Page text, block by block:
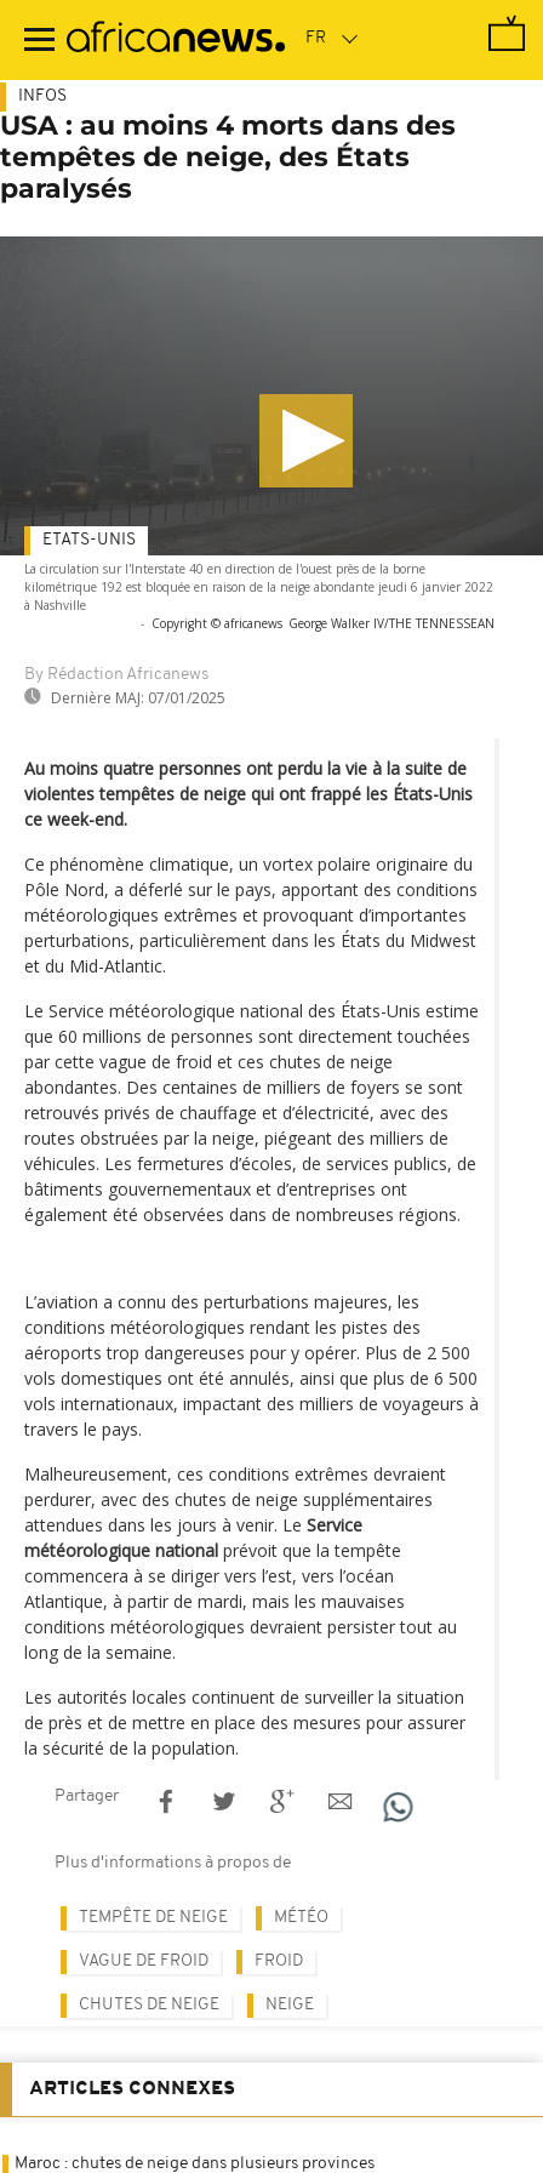
contenu
INFOS
USA : au moins 4 morts dans des
tempêtes de neige, des États
paralysés
La circulation sur l'Interstate 40 en direction de l'ouest près de la borne
kilométrique 192 est bloquée en raison de la neige abondante jeudi 6 janvier 2022
à Nashville
- Copyright © africanews George Walker IV/THE TENNESSEAN
By Rédaction Africanews
Dernière MAJ: 07/01/2025
ETATS-UNIS
Au moins quatre personnes ont perdu la vie à la suite de
violentes tempêtes de neige qui ont frappé les États-Unis
ce week-end.
Ce phénomène climatique, un vortex polaire originaire du
Pôle Nord, a déferlé sur le pays, apportant des conditions
météorologiques extrêmes et provoquant d’importantes
perturbations, particulièrement dans les États du Midwest
et du Mid-Atlantic.
Le Service météorologique national des États-Unis estime
que 60 millions de personnes sont directement touchées
par cette vague de froid et ces chutes de neige
abondantes. Des centaines de milliers de foyers se sont
retrouvés privés de chauffage et d’électricité, avec des
routes obstruées par la neige, piégeant des milliers de
véhicules. Les fermetures d’écoles, de services publics, de
bâtiments gouvernementaux et d’entreprises ont
également été observées dans de nombreuses régions.
L’aviation a connu des perturbations majeures, les
conditions météorologiques rendant les pistes des
aéroports trop dangereuses pour y opérer. Plus de 2 500
vols domestiques ont été annulés, ainsi que plus de 6 500
vols internationaux, impactant des milliers de voyageurs à
travers le pays.
Malheureusement, ces conditions extrêmes devraient
perdurer, avec des chutes de neige supplémentaires
attendues dans les jours à venir. Le Service
météorologique national prévoit que la tempête
commencera à se diriger vers l’est, vers l’océan
Atlantique, à partir de mardi, mais les mauvaises
conditions météorologiques devraient persister tout au
long de la semaine.
Les autorités locales continuent de surveiller la situation
de près et de mettre en place des mesures pour assurer
la sécurité de la population.
Partager
Plus d'informations à propos de
TEMPÊTE DE NEIGE MÉTÉO
VAGUE DE FROID FROID
CHUTES DE NEIGE NEIGE
ARTICLES CONNEXES
Maroc : chutes de neige dans plusieurs provinces